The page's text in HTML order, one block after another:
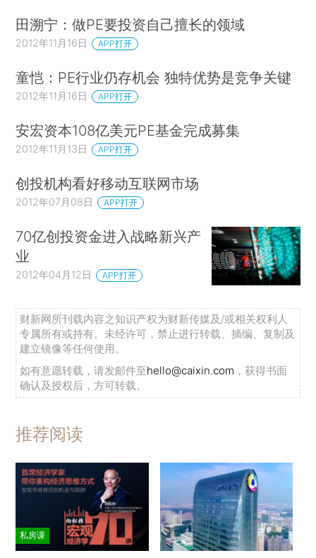
田溯宁：做PE要投资自己擅长的领域
2012年11月16日 APP打开
童恺：PE行业仍存机会 独特优势是竞争关键
2012年11月16日 APP打开
安宏资本108亿美元PE基金完成募集
2012年11月13日 APP打开
创投机构看好移动互联网市场
2012年07月08日 APP打开
70亿创投资金进入战略新兴产
业
2012年04月12日 APP打开
财新网所刊载内容之知识产权为财新传媒及/或相关权利人
专属所有或持有。未经许可，禁止进行转载、摘编、复制及
建立镜像等任何使用。
如有意愿转载，请发邮件至hello@caixin.com ，获得书面
确认及授权后，方可转载。
推荐阅读
私房课